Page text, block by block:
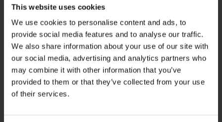
This website uses cookies
We use cookies to personalise content and ads, to
provide social media features and to analyse our traffic.
We also share information about your use of our site with
our social media, advertising and analytics partners who
may combine it with other information that you’ve
provided to them or that they’ve collected from your use
of their services.
Grâce à nos vastes installations de stockage, nous
sommes en mesure de fournir presque toutes les
spécifications du chêne européen à partir de notre
stock. Au bas de cette page, vous trouverez un
aperçu de toutes les dimensions que nous avons en
stock. Si la taille dont vous avez besoin ne figure pas
dans cette liste, veuillez nous contacter.